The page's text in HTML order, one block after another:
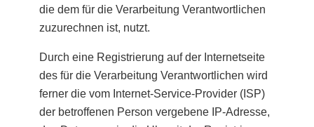
die dem für die Verarbeitung Verantwortlichen
zuzurechnen ist, nutzt.
Durch eine Registrierung auf der Internetseite
des für die Verarbeitung Verantwortlichen wird
ferner die vom Internet-Service-Provider (ISP)
der betroffenen Person vergebene IP-Adresse,